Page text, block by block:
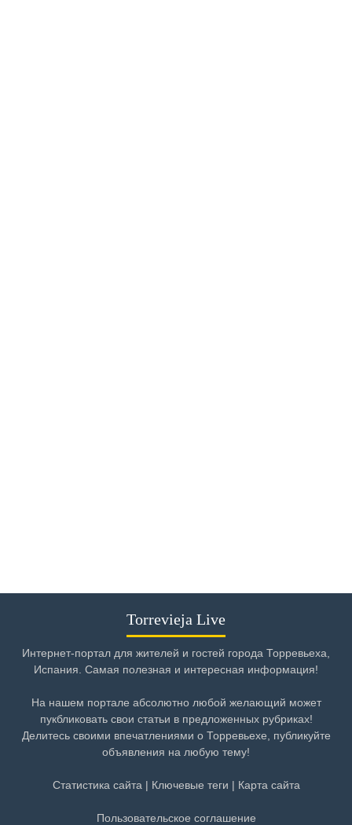
Torrevieja Live
Интернет-портал для жителей и гостей города Торревьеха,
Испания. Самая полезная и интересная информация!
На нашем портале абсолютно любой желающий может
пукбликовать свои статьи в предложенных рубриках!
Делитесь своими впечатлениями о Торревьехе, публикуйте
объявления на любую тему!
Статистика сайта | Ключевые теги | Карта сайта
Пользовательское соглашение